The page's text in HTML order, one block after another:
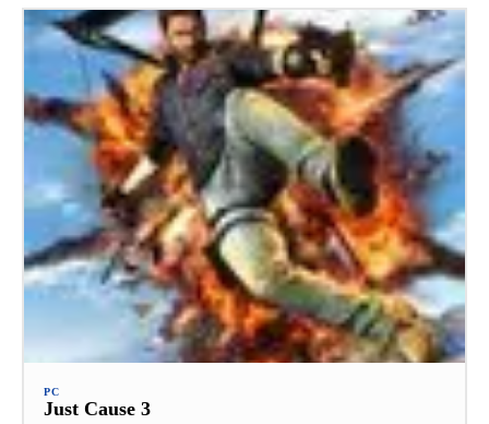
PC
Just Cause 3